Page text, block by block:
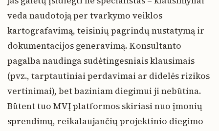
veda naudotoją per tvarkymo veiklos
kartografavimą, teisinių pagrindų nustatymą ir
dokumentacijos generavimą. Konsultanto
pagalba naudinga sudėtingesniais klausimais
(pvz., tarptautiniai perdavimai ar didelės rizikos
vertinimai), bet baziniam diegimui ji nebūtina.
Būtent tuo MVĮ platformos skiriasi nuo įmonių
sprendimų, reikalaujančių projektinio diegimo